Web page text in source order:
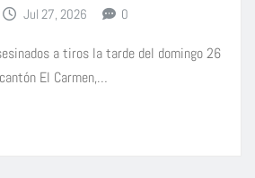
Jul 27, 2026 0
a tiros la tarde del domingo 26
El Carmen,…